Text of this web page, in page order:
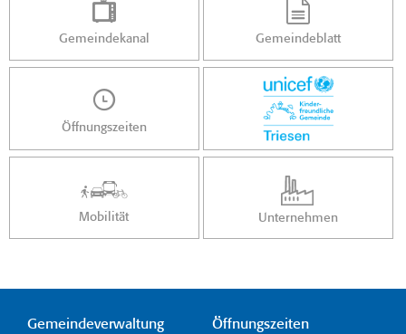
Gemeindekanal Gemeindeblatt
Öffnungszeiten
Mobilität Unternehmen
Gemeindeverwaltung
Öffnungszeiten